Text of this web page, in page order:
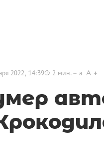
2022, 14:39 2 мин. a A